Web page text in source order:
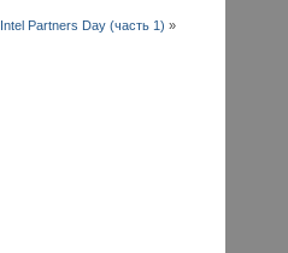
Intel Partners Day (часть 1) »